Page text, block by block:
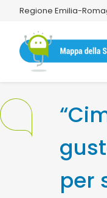
Regione Emilia-
per